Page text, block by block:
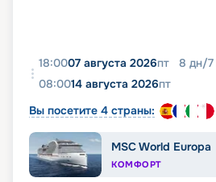
18:0007 августа 2026пт 8 дн/7
08:0014 августа 2026пт
Вы посетите 4 страны:
MSC World Europa
КОМФОРТ